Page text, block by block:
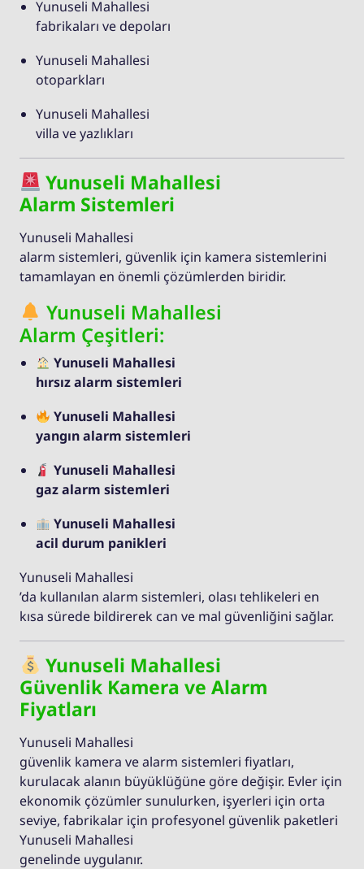
Yunuseli Mahallesi
fabrikaları ve depoları
Yunuseli Mahallesi
otoparkları
Yunuseli Mahallesi
villa ve yazlıkları
Yunuseli Mahallesi
Alarm Sistemleri
Yunuseli Mahallesi
alarm sistemleri, güvenlik için kamera sistemlerini
tamamlayan en önemli çözümlerden biridir.
Yunuseli Mahallesi
Alarm Çeşitleri:
Yunuseli Mahallesi
hırsız alarm sistemleri
Yunuseli Mahallesi
yangın alarm sistemleri
Yunuseli Mahallesi
gaz alarm sistemleri
Yunuseli Mahallesi
acil durum panikleri
Yunuseli Mahallesi
’da kullanılan alarm sistemleri, olası tehlikeleri en
kısa sürede bildirerek can ve mal güvenliğini sağlar.
Yunuseli Mahallesi
Güvenlik Kamera ve Alarm
Fiyatları
Yunuseli Mahallesi
güvenlik kamera ve alarm sistemleri fiyatları,
kurulacak alanın büyüklüğüne göre değişir. Evler için
ekonomik çözümler sunulurken, işyerleri için orta
seviye, fabrikalar için profesyonel güvenlik paketleri
Yunuseli Mahallesi
genelinde uygulanır.